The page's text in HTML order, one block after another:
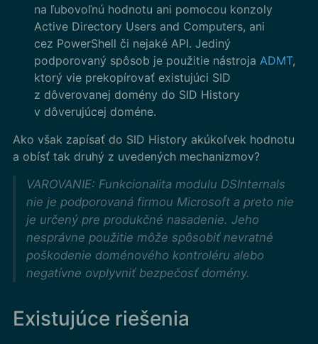
na ľubovoľnú hodnotu ani pomocou konzoly
Active Directory Users and Computers, ani
cez PowerShell či nejaké API. Jediný
podporovaný spôsob je použitie nástroja ADMT,
ktorý vie prekopírovať existujúci SID
z dôverovanej domény do SID History
v dôverujúcej doméne.
Ako však zapísať do SID History akúkoľvek hodnotu
a obísť tak druhý z uvedených mechanizmov?
VAROVANIE: Funkcionalita modulu DSInternals
nie je podporovaná firmou Microsoft a preto nie
je určený pre produkčné nasadenie. Jeho
nesprávne použitie môže spôsobiť nevratné
poškodenie doménového kontroléru alebo
negatívne ovplyvniť bezpečosť domény.
Existujúce riešenia